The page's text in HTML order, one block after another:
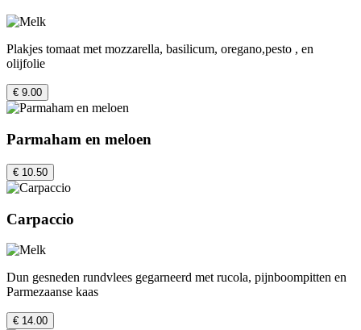
Plakjes tomaat met mozzarella, basilicum, oregano,pesto , en
olijfolie
€ 9.00
Parmaham en meloen
€ 10.50
Carpaccio
Dun gesneden rundvlees gegarneerd met rucola, pijnboompitten en
Parmezaanse kaas
€ 14.00